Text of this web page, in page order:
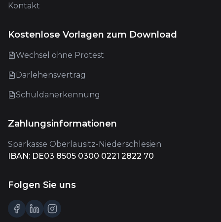
Kontakt
Kostenlose Vorlagen zum Download
Wechsel ohne Protest
Darlehensvertrag
Schuldanerkennung
Zahlungsinformationen
Sparkasse Oberlausitz-Niederschlesien
IBAN: DE03 8505 0300 0221 2822 70
Folgen Sie uns